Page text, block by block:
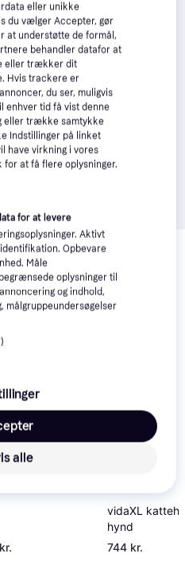
der matcher dine
vidaXL
hynd
744 kr.
eller unikke
du vælger Accepter, gør
at understøtte de formål,
behandler datafor at
eller trækker dit
Hvis trackere er
du ser, muligvis
enhver tid få vist denne
eller trække samtykke
Indstillinger på linket
have virkning i vores
for at få flere oplysninger.
for at levere
Aktivt
Opbevare
Måle
oplysninger til
og indhold,
målgruppeundersøgelser
alle